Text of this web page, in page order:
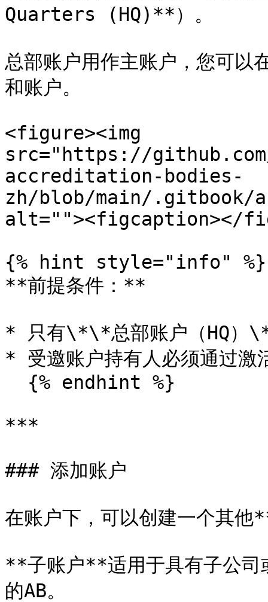
Quarters (HQ)**）。
总部账户用作主账户，您可以
和账户。
<figure><img
src="https://
accreditation-bodies-
zh/blob/main/.gitbook/
alt=""><figcaption></
{% hint style="info" %}
**前提条件：**
* 只有\*\*总部账户（HQ）
* 受邀账户持有人必须通过激
***
### 添加账户
在账户下，可以创建一个其
**子账户**适用于具有子公司
的AB。